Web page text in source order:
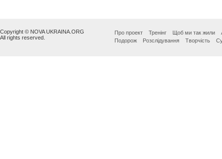
Copyright © NOVA UKRAINA.ORG
All rights reserved.
Про проект Тренінг Щоб ми так жили
Подорож
Розслідування Творчість